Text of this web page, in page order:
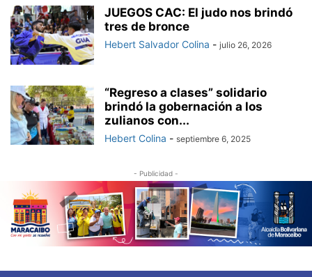
JUEGOS CAC: El judo nos brindó
tres de bronce
Hebert Salvador Colina - julio 26, 2026
“Regreso a clases” solidario
brindó la gobernación a los
zulianos con...
Hebert Colina - septiembre 6, 2025
- Publicidad -